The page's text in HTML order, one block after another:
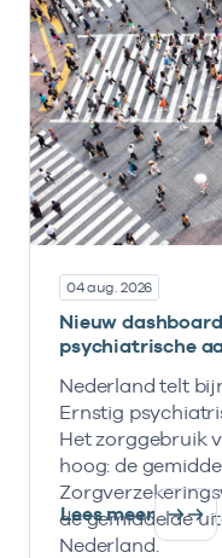
04 aug. 2026
Nieuw
psychiatrische
Nederland telt
Ernstig
Het zorggebruik
hoog: de
de gemiddelde
Nederland.
Lees meer